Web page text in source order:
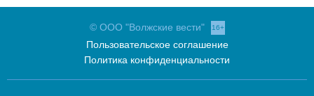
© ООО "Волжские вести" 16+
Пользовательское соглашение
Политика конфиденциальности